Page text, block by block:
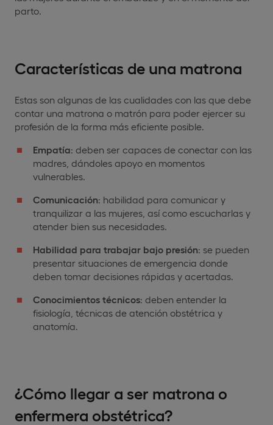
parto.
Características de una matrona
Estas son algunas de las cualidades con las que debe
contar una matrona o matrón para poder ejercer su
profesión de la forma más eficiente posible.
Empatía: deben ser capaces de conectar con las
madres, dándoles apoyo en momentos
vulnerables.
Comunicación: habilidad para comunicar y
tranquilizar a las mujeres, así como escucharlas y
atender bien sus necesidades.
Habilidad para trabajar bajo presión: se pueden
presentar situaciones de emergencia donde
deben tomar decisiones rápidas y acertadas.
Conocimientos técnicos: deben entender la
fisiología, técnicas de atención obstétrica y
anatomía.
¿Cómo llegar a ser matrona o
enfermera obstétrica?